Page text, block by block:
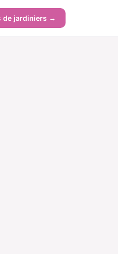
de jardiniers →